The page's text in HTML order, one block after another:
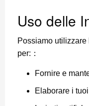
Uso delle
Possiamo
per:：
Fornire e
Elaborare i